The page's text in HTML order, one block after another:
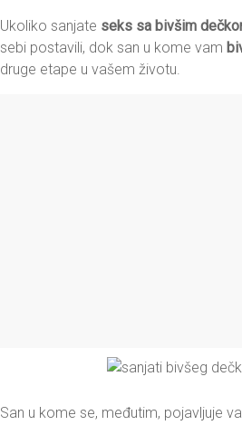
Ukoliko sanjate seks sa bivšim
sebi postavili, dok san u kome vam
druge etape u vašem životu.
San u kome se, međutim, pojavljuje